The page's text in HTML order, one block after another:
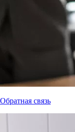
Обратная связь